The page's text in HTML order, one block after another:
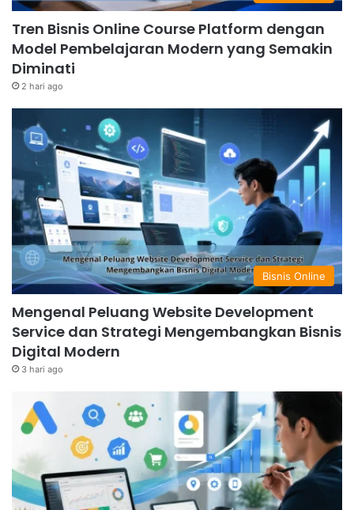
Tren Bisnis Online Course Platform dengan
Model Pembelajaran Modern yang Semakin
Diminati
2 hari ago
Bisnis Online
Mengenal Peluang Website Development
Service dan Strategi Mengembangkan Bisnis
Digital Modern
3 hari ago